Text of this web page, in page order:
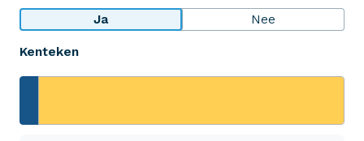
Ja Nee
Kenteken
+31 (0)523 - 20 80 30